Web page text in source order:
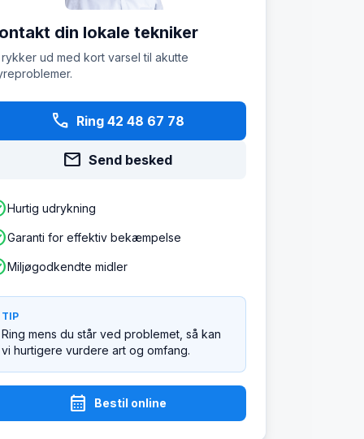
din lokale tekniker
ud med kort varsel til akutte
phone Ring 42 48 67 78
mail Send besked
Hurtig udrykning
Garanti for effektiv bekæmpelse
Miljøgodkendte midler
TIP
Ring mens du står ved problemet, så kan
vi hurtigere vurdere art og omfang.
calendar_month Bestil online